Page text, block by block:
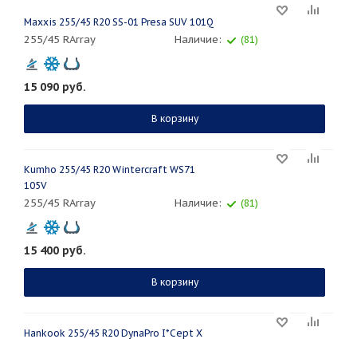
Maxxis 255/45 R20 SS-01 Presa SUV 101Q
255/45 RArray Наличие: (81)
15 090 руб.
В корзину
Kumho 255/45 R20 Wintercraft WS71
105V
255/45 RArray Наличие: (81)
15 400 руб.
В корзину
Hankook 255/45 R20 DynaPro I*Cept X